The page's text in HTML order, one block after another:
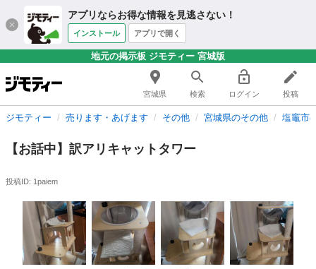
アプリならお得な情報を見逃さない！
インストール アプリで開く
地元の掲示板 ジモティー 宮城版
宮城県 検索 ログイン 投稿
ジモティー 売ります・あげます その他 宮城県のその他 塩竈市
【お話中】訳アリキャットタワー
投稿ID: 1paiem